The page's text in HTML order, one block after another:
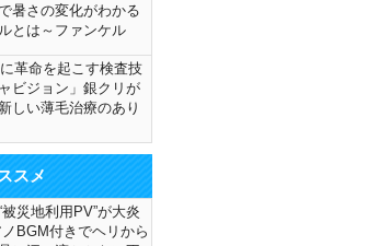
暑さの変化がわかる
とは～ファンケル
革命を起こす検査技
ビジョン」銀クリが
しい薄毛治療のあり
スメ
災地利用PV”が大炎
BGM付きでヘリから